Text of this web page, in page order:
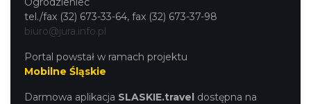
tel./fax (32) 673-33-64, fax (32) 673-37-98
biuro@jura.info.pl
Portal powstał w ramach projektu
Mobilne Śląskie
Darmowa aplikacja SLASKIE.travel dostępna na